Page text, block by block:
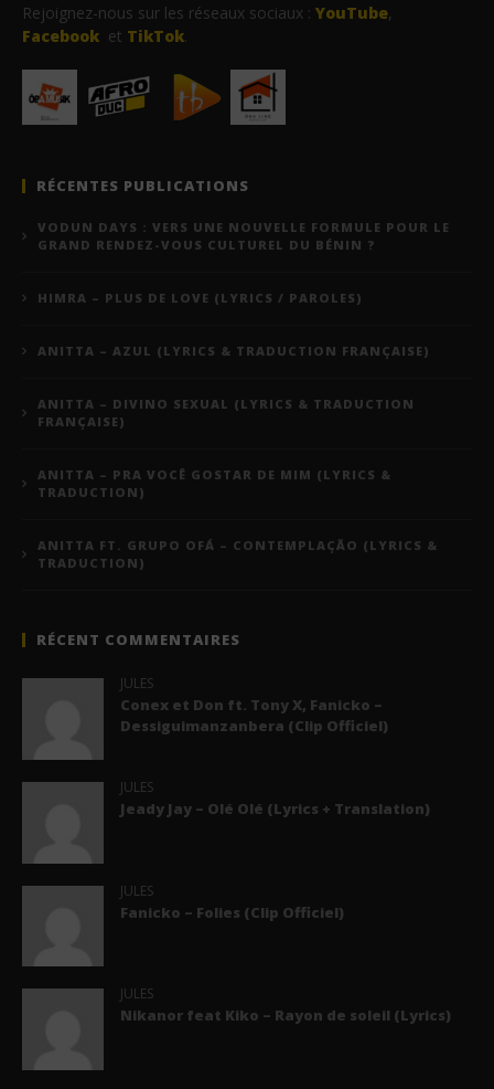
Rejoignez-nous sur les réseaux sociaux : YouTube,
Facebook et TikTok.
RÉCENTES PUBLICATIONS
VODUN DAYS : VERS UNE NOUVELLE FORMULE POUR LE
GRAND RENDEZ-VOUS CULTUREL DU BÉNIN ?
HIMRA – PLUS DE LOVE (LYRICS / PAROLES)
ANITTA – AZUL (LYRICS & TRADUCTION FRANÇAISE)
ANITTA – DIVINO SEXUAL (LYRICS & TRADUCTION
FRANÇAISE)
ANITTA – PRA VOCÊ GOSTAR DE MIM (LYRICS &
TRADUCTION)
ANITTA FT. GRUPO OFÁ – CONTEMPLAÇÃO (LYRICS &
TRADUCTION)
RÉCENT COMMENTAIRES
JULES
Conex et Don ft. Tony X, Fanicko –
Dessiguimanzanbera (Clip Officiel)
JULES
Jeady Jay – Olé Olé (Lyrics + Translation)
JULES
Fanicko – Folies (Clip Officiel)
JULES
Nikanor feat Kiko – Rayon de soleil (Lyrics)